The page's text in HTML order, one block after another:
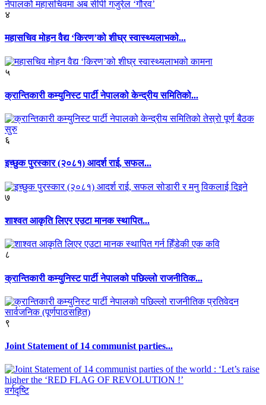
४
महासचिव मोहन वैद्य ‘किरण’को शीघ्र स्वास्थ्यलाभको...
५
क्रान्तिकारी कम्युनिस्ट पार्टी नेपालको केन्द्रीय समितिको...
६
इच्छुक पुरस्कार (२०८१) आदर्श राई, सफल...
७
शाश्वत आकृति लिएर एउटा मानक स्थापित...
८
क्रान्तिकारी कम्युनिस्ट पार्टी नेपालको पछिल्लो राजनीतिक...
९
Joint Statement of 14 communist parties...
वर्गदृष्टि